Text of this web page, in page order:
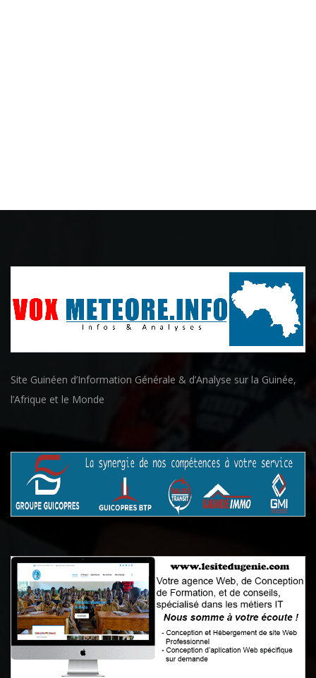
Site Guinéen d’Information Générale & d’Analyse sur la Guinée,
l’Afrique et le Monde